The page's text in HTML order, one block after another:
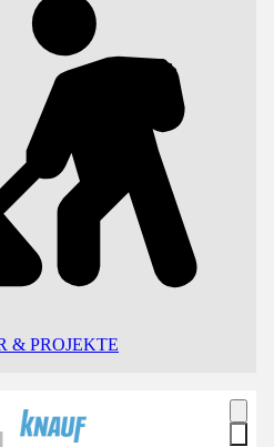
& PROJEKTE